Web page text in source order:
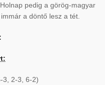
pedig a görög-magyar
a döntő lesz a tét.
3, 2-3, 6-2)